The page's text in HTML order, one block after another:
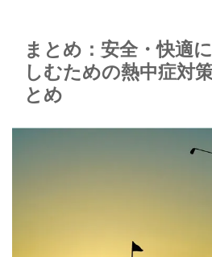
まとめ：安全・快適
しむための熱中症対
とめ